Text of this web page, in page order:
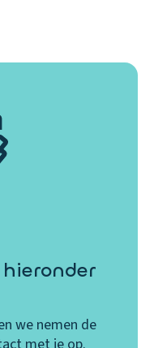
we nemen de